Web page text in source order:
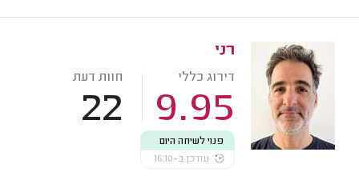
רני
דירוג כללי
9.95
חוות דעת
22
פנוי לשיחה היום
עודכן ב-16:10